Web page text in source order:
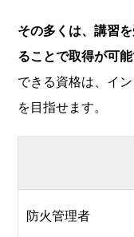
その多くは、講習
ることで取得が可
できる資格は、イ
を目指せます。
防火管理者